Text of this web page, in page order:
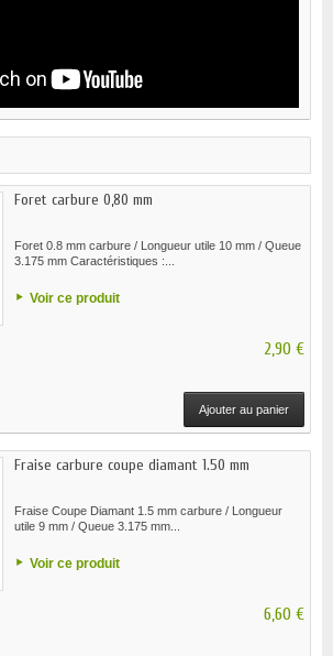
Foret carbure 0,80 mm
Foret 0.8 mm carbure / Longueur utile 10 mm / Queue
3.175 mm Caractéristiques :...
Voir ce produit
2,90 €
Ajouter au panier
Fraise carbure coupe diamant 1.50 mm
Fraise Coupe Diamant 1.5 mm carbure / Longueur
utile 9 mm / Queue 3.175 mm...
Voir ce produit
6,60 €